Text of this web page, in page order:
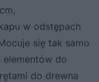
w odstępach
się tak samo
do
do drewna